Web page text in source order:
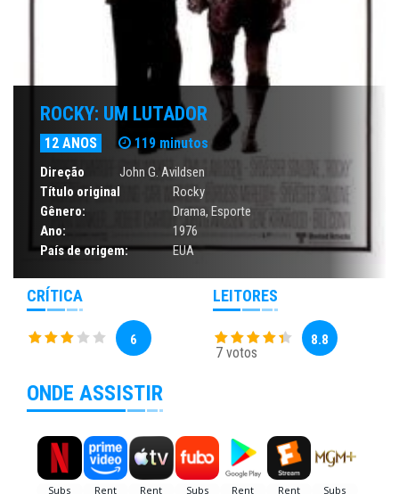
ROCKY: UM LUTADOR
12 ANOS 119 minutos
Direção
John G. Avildsen
Título original
Rocky
Gênero:
Drama, Esporte
Ano:
1976
País de origem:
EUA
CRÍTICA
6
LEITORES
7 votos
8.8
ONDE ASSISTIR